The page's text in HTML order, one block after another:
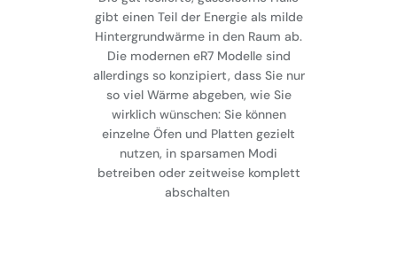
gibt einen Teil der Energie als milde
Hintergrundwärme in den Raum ab.
Die modernen eR7 Modelle sind
allerdings so konzipiert, dass Sie nur
so viel Wärme abgeben, wie Sie
wirklich wünschen: Sie können
einzelne Öfen und Platten gezielt
nutzen, in sparsamen Modi
betreiben oder zeitweise komplett
abschalten